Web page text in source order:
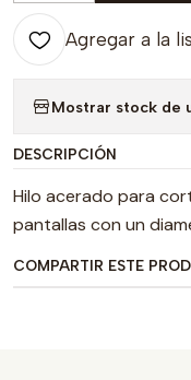
Agregar a la
Mostrar stock de
DESCRIPCIÓN
Hilo acerado para
pantallas con un
COMPARTIR ESTE